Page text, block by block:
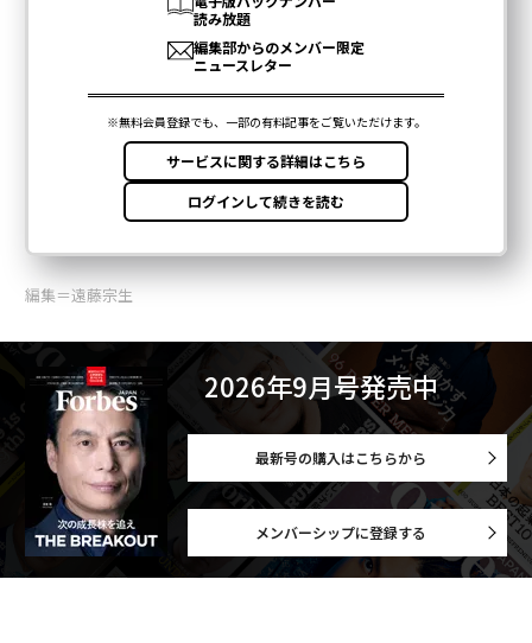
編集＝遠藤宗生
2026年9月号発売中
最新号の購入はこちらから
メンバーシップに登録する